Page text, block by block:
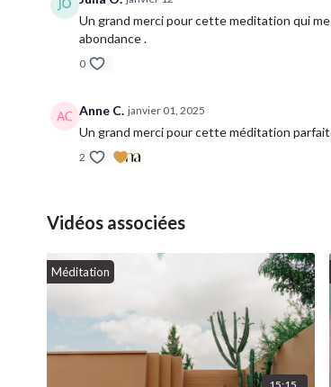
Un grand merci pour cette meditation qui
abondance .
0
Anne C. janvier 01, 2025
Un grand merci pour cette méditation
2
Vidéos associées
Méditation